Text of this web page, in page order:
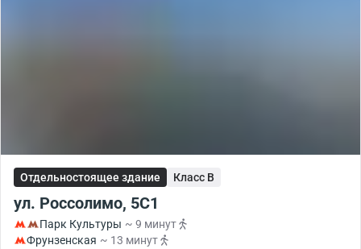
Отдельностоящее здание Класс B
ул. Россолимо, 5С1
Парк Культуры ~ 9 минут
Фрунзенская ~ 13 минут